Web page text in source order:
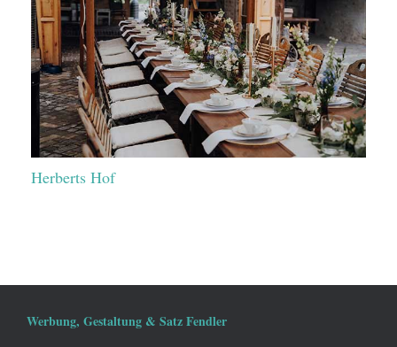
Herberts Hof
Werbung, Gestaltung & Satz Fendler